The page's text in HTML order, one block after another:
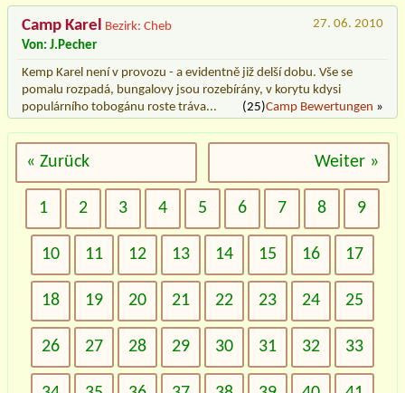
Camp Karel Bezirk: Cheb
27. 06. 2010
Von: J.Pecher
Kemp Karel není v provozu - a evidentně již delší dobu. Vše se
pomalu rozpadá, bungalovy jsou rozebírány, v korytu kdysi
populárního tobogánu roste tráva...
(25)Camp Bewertungen »
« Zurück Weiter »
1 2 3 4 5 6 7 8 9
10 11 12 13 14 15 16 17
18 19 20 21 22 23 24 25
26 27 28 29 30 31 32 33